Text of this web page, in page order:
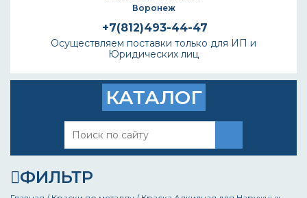
Воронеж
+7(812)493-44-47
Осуществляем поставки только для ИП и
Юридических лиц
КАТАЛОГ
ФИЛЬТР